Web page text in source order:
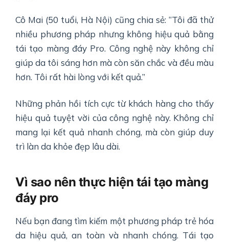
Cô Mai (50 tuổi, Hà Nội) cũng chia sẻ: “Tôi đã thử
nhiều phương pháp nhưng không hiệu quả bằng
tái tạo màng đáy Pro. Công nghệ này không chỉ
giúp da tôi sáng hơn mà còn săn chắc và đều màu
hơn. Tôi rất hài lòng với kết quả.”
Những phản hồi tích cực từ khách hàng cho thấy
hiệu quả tuyệt vời của công nghệ này. Không chỉ
mang lại kết quả nhanh chóng, mà còn giúp duy
trì làn da khỏe đẹp lâu dài.
Vì sao nên thực hiện tái tạo màng
đáy pro
Nếu bạn đang tìm kiếm một phương pháp trẻ hóa
da hiệu quả, an toàn và nhanh chóng. Tái tạo